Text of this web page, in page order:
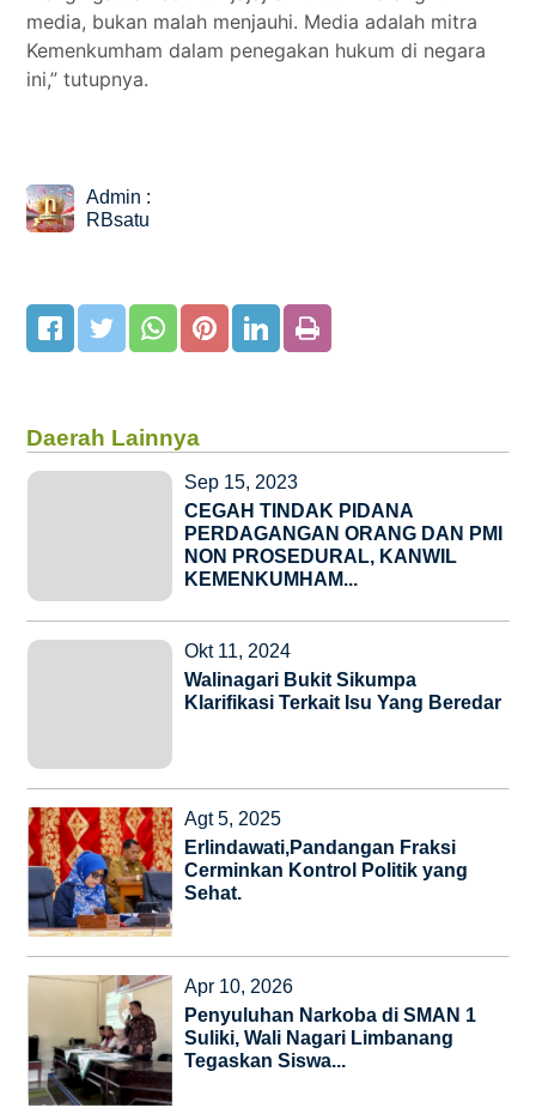
media, bukan malah menjauhi. Media adalah mitra
Kemenkumham dalam penegakan hukum di negara
ini,” tutupnya.
Admin :
RBsatu
Daerah Lainnya
Sep 15, 2023
CEGAH TINDAK PIDANA
PERDAGANGAN ORANG DAN PMI
NON PROSEDURAL, KANWIL
KEMENKUMHAM...
Okt 11, 2024
Walinagari Bukit Sikumpa
Klarifikasi Terkait Isu Yang Beredar
Agt 5, 2025
Erlindawati,Pandangan Fraksi
Cerminkan Kontrol Politik yang
Sehat.
Apr 10, 2026
Penyuluhan Narkoba di SMAN 1
Suliki, Wali Nagari Limbanang
Tegaskan Siswa...